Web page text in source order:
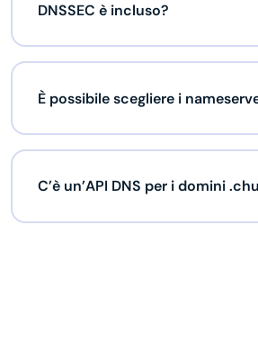
DNSSEC è incluso?
È possibile scegliere i
C’è un’API DNS per i domini